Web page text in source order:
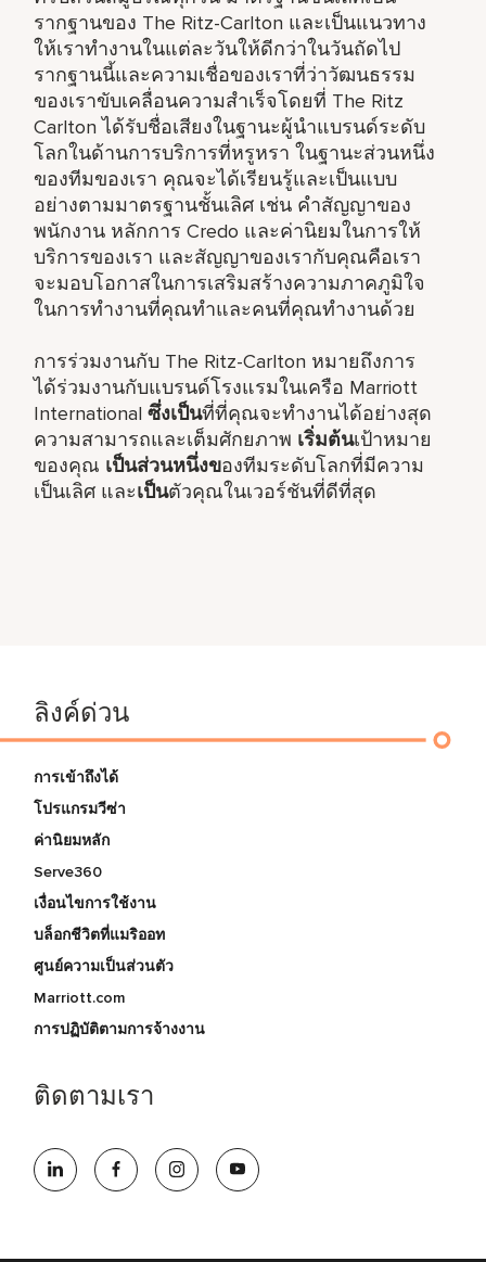
รากฐานของ The Ritz-Carlton และเป็นแนวทาง
ให้เราทำงานในแต่ละวันให้ดีกว่าในวันถัดไป
รากฐานนี้และความเชื่อของเราที่ว่าวัฒนธรรม
ของเราขับเคลื่อนความสำเร็จโดยที่ The Ritz
Carlton ได้รับชื่อเสียงในฐานะผู้นำแบรนด์ระดับ
โลกในด้านการบริการที่หรูหรา ในฐานะส่วนหนึ่ง
ของทีมของเรา คุณจะได้เรียนรู้และเป็นแบบ
อย่างตามมาตรฐานชั้นเลิศ เช่น คำสัญญาของ
พนักงาน หลักการ Credo และค่านิยมในการให้
บริการของเรา และสัญญาของเรากับคุณคือเรา
จะมอบโอกาสในการเสริมสร้างความภาคภูมิใจ
ในการทำงานที่คุณทำและคนที่คุณทำงานด้วย
การร่วมงานกับ The Ritz-Carlton หมายถึงการ
ได้ร่วมงานกับแบรนด์โรงแรมในเครือ Marriott
Internationalซึ่งเป็นที่ที่คุณจะทำงานได้อย่างสุด
ความสามารถและเต็มศักยภาพ เริ่มต้นเป้าหมาย
ของคุณ เป็นส่วนหนึ่งของทีมระดับโลกที่มีความ
เป็นเลิศ และเป็นตัวคุณในเวอร์ชันที่ดีที่สุด
ลิงค์ด่วน
การเข้าถึงได้
โปรแกรมวีซ่า
ค่านิยมหลัก
Serve360
เงื่อนไขการใช้งาน
บล็อกชีวิตที่แมริออท
ศูนย์ความเป็นส่วนตัว
Marriott.com
การปฏิบัติตามการจ้างงาน
ติดตามเรา